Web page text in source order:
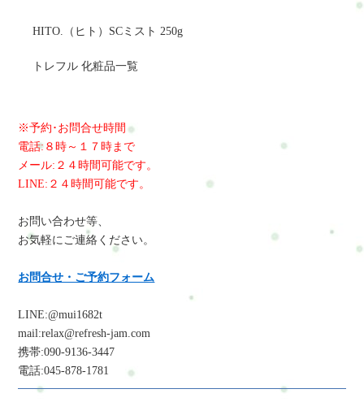
HITO.（ヒト）SCミスト 250g
トレフル 化粧品一覧
※予約･お問合せ時間
電話:８時～１７時まで
メール:２４時間可能です。
LINE:２４時間可能です。
お問い合わせ等、
お気軽にご連絡ください。
お問合せ・ご予約フォーム
LINE:@mui1682t
mail:relax@refresh-jam.com
携帯:090-9136-3447
電話:045-878-1781